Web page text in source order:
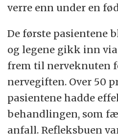
verre enn under en
De første pasientene
og legene gikk inn
frem til nerveknuten
nervegiften. Over 50
pasientene hadde
behandlingen, som
anfall. Refleksbuen